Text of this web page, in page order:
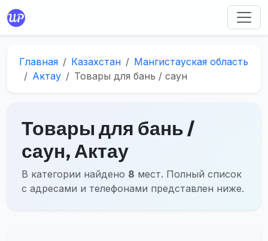
Главная Казахстан
Мангистауская область
Актау
Товары для бань / саун
Товары для бань /
саун, Актау
В категории найдено 8 мест. Полный список
с адресами и телефонами представлен ниже.